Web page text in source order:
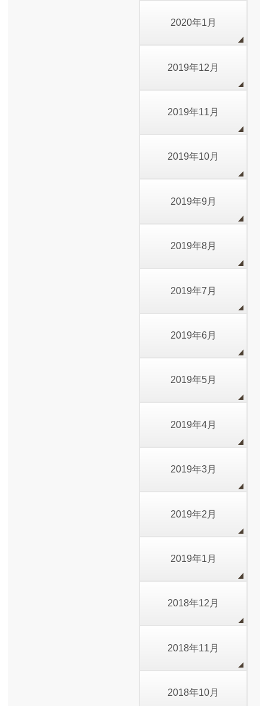
2020年1月
2019年12月
2019年11月
2019年10月
2019年9月
2019年8月
2019年7月
2019年6月
2019年5月
2019年4月
2019年3月
2019年2月
2019年1月
2018年12月
2018年11月
2018年10月